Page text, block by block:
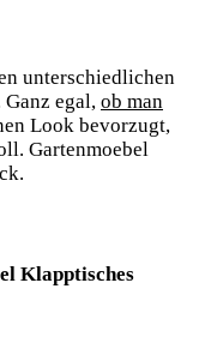
unterschiedlichen
egal, ob man
Look bevorzugt,
Gartenmoebel
Klapptisches